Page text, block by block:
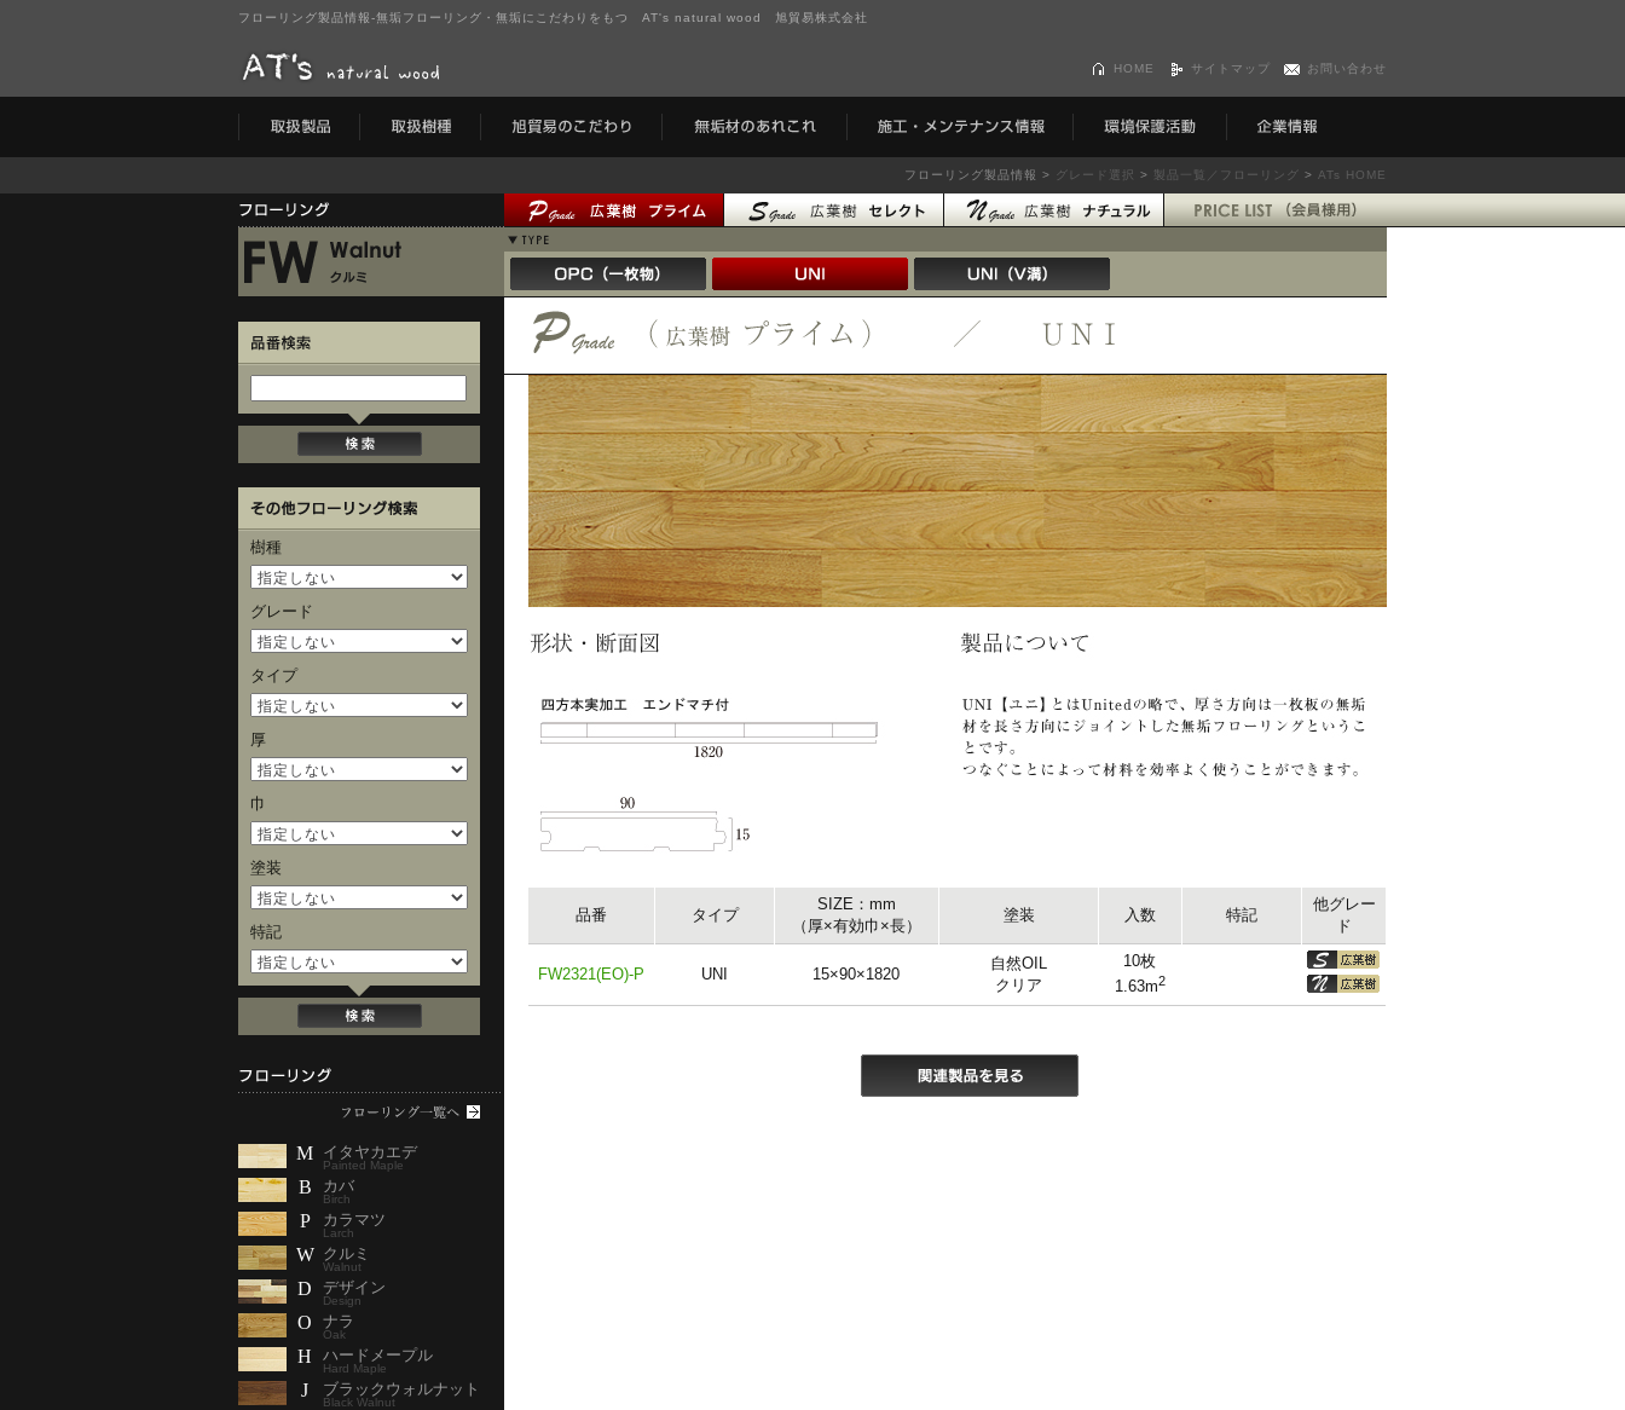
フローリング製品情報-無垢フローリング・無垢にこだわりをもつ AT's natural wood 旭貿易株式会社
お問い合わせ
サイトマップ
HOME
フローリング製品情報 > グレード選択 > 製品一覧／フローリング > ATs HOME
品番 タイプ
SIZE：mm
（厚×有効巾×長）
塗装 入数 特記
他グレー
ド
FW2321(EO)-P UNI 15×90×1820
自然OIL
クリア
10枚
1.63m2
樹種
グレード
タイプ
厚
巾
塗装
特記
M イタヤカエデ
Painted Maple
B カバ
Birch
P カラマツ
Larch
W クルミ
Walnut
D デザイン
Design
O ナラ
Oak
H ハードメープル
Hard Maple
J ブラックウォルナット
Black Walnut